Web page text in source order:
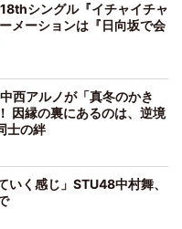
シングル『イチャイチャ
メーションは『日向坂で会
西アルノが「真冬のかき
因縁の裏にあるのは、逆境
士の絆
いく感じ」STU48中村舞、